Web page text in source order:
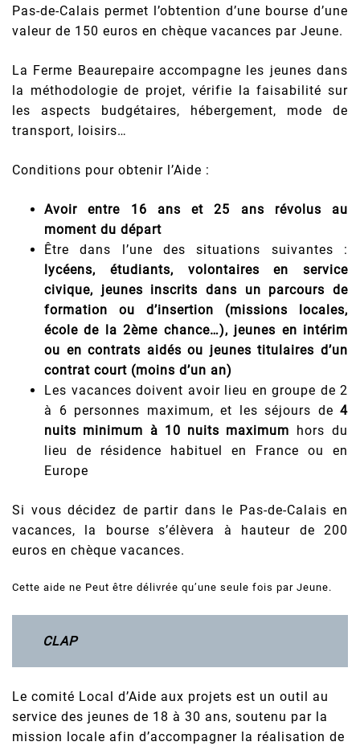
Pas-de-Calais permet l’obtention d’une bourse d’une
valeur de 150 euros en chèque vacances par Jeune.
La Ferme Beaurepaire accompagne les jeunes dans
la méthodologie de projet, vérifie la faisabilité sur
les aspects budgétaires, hébergement, mode de
transport, loisirs…
Conditions pour obtenir l’Aide :
Avoir entre 16 ans et 25 ans révolus au
moment du départ
Être dans l’une des situations suivantes :
lycéens, étudiants, volontaires en service
civique, jeunes inscrits dans un parcours de
formation ou d’insertion (missions locales,
école de la 2ème chance…), jeunes en intérim
ou en contrats aidés ou jeunes titulaires d’un
contrat court (moins d’un an)
Les vacances doivent avoir lieu en groupe de 2
à 6 personnes maximum, et les séjours de 4
nuits minimum à 10 nuits maximum hors du
lieu de résidence habituel en France ou en
Europe
Si vous décidez de partir dans le Pas-de-Calais en
vacances, la bourse s’élèvera à hauteur de 200
euros en chèque vacances.
Cette aide ne Peut être délivrée qu’une seule fois par Jeune.
CLAP
Le comité Local d’Aide aux projets est un outil au
service des jeunes de 18 à 30 ans, soutenu par la
mission locale afin d’accompagner la réalisation de